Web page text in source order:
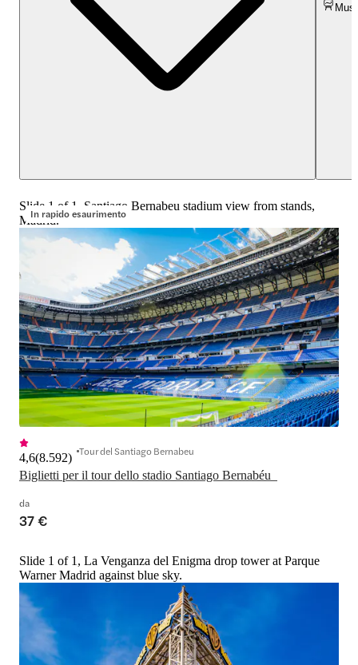
In rapido esaurimento
Slide 1 of 1, Santiago Bernabeu stadium view from stands,
Madrid.
4,6(8.592) Tour del Santiago Bernabeu
da
37 €
Slide 1 of 1, La Venganza del Enigma drop tower at Parque
Warner Madrid against blue sky.